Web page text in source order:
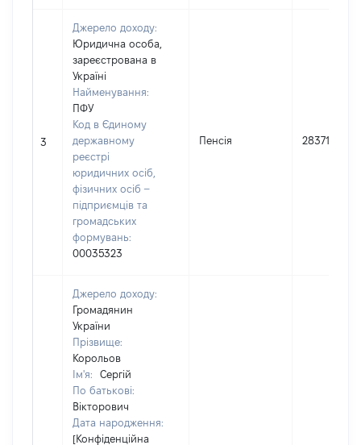
3
Джерело доходу:
Юридична особа,
зареєстрована в
Україні
Найменування:
ПФУ
Код в Єдиному
державному
реєстрі
юридичних осіб,
фізичних осіб –
підприємців та
громадських
формувань:
00035323
Пенсія 28371
Джерело доходу:
Громадянин
України
Прізвище:
Корольов
Ім'я:
Сергій
По батькові:
Вікторович
Дата народження:
[Конфіденційна